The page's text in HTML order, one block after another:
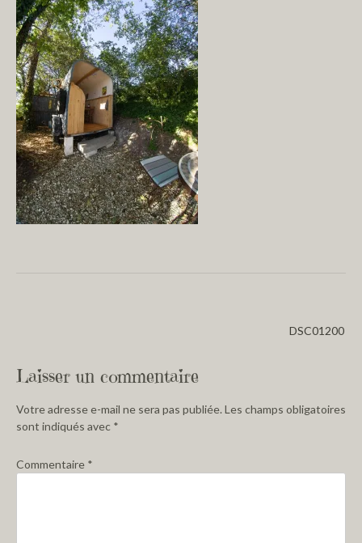
DSC01200
Laisser un commentaire
Votre adresse e-mail ne sera pas publiée. Les champs obligatoires
sont indiqués avec *
Commentaire *